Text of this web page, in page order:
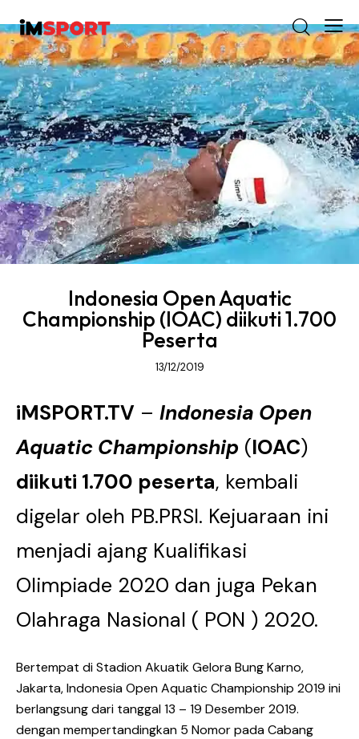
Indonesia Open Aquatic
Championship (IOAC) diikuti 1.700
Peserta
13/12/2019
iMSPORT.TV – Indonesia Open
Aquatic Championship (IOAC)
diikuti 1.700 peserta, kembali
digelar oleh PB.PRSI. Kejuaraan ini
menjadi ajang Kualifikasi
Olimpiade 2020 dan juga Pekan
Olahraga Nasional ( PON ) 2020.
Bertempat di Stadion Akuatik Gelora Bung Karno,
Jakarta, Indonesia Open Aquatic Championship 2019 ini
berlangsung dari tanggal 13 – 19 Desember 2019.
dengan mempertandingkan 5 Nomor pada Cabang